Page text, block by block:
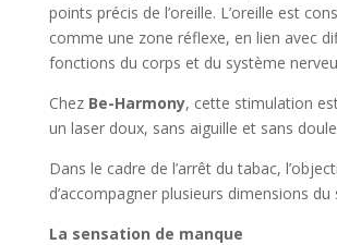
points précis de l’oreille. L’oreille est
comme une zone réflexe, en lien avec
fonctions du corps et du système
Chez Be-Harmony, cette stimulation
un laser doux, sans aiguille et sans
Dans le cadre de l’arrêt du tabac,
d’accompagner plusieurs dimensions du
La sensation de manque